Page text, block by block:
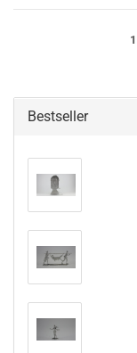
1
Bestseller